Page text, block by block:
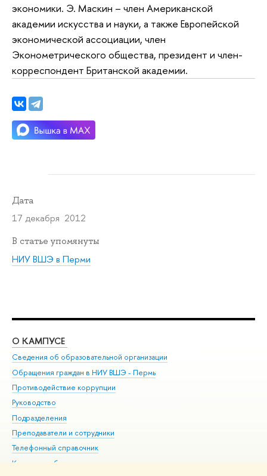
экономики. Э. Маскин – член Американской
академии искусства и науки, а также Европейской
экономической ассоциации, член
Эконометрического общества, президент и член-
корреспондент Британской академии.
Дата
17 декабря 2012
В статье упомянуты
НИУ ВШЭ в Перми
О КАМПУСЕ
Сведения об образовательной организации
Обращения граждан в НИУ ВШЭ - Пермь
Противодействие коррупции
Руководство
Подразделения
Преподаватели и сотрудники
Телефонный справочник
Корпуса и общежития